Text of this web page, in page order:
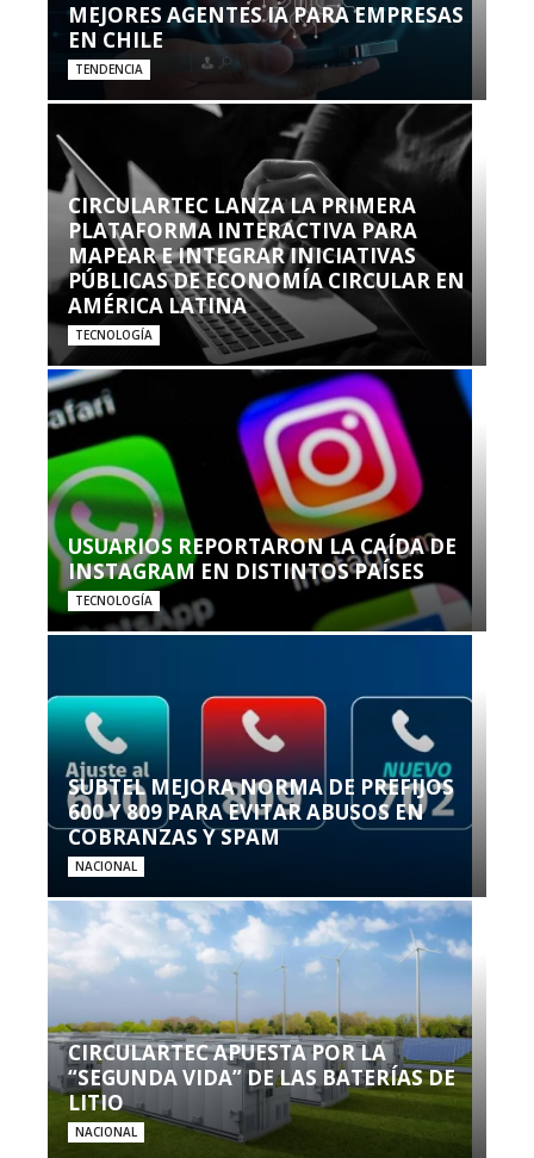
MEJORES AGENTES IA PARA EMPRESAS
EN CHILE
TENDENCIA
CIRCULARTEC LANZA LA PRIMERA
PLATAFORMA INTERACTIVA PARA
MAPEAR E INTEGRAR INICIATIVAS
PÚBLICAS DE ECONOMÍA CIRCULAR EN
AMÉRICA LATINA
TECNOLOGÍA
USUARIOS REPORTARON LA CAÍDA DE
INSTAGRAM EN DISTINTOS PAÍSES
TECNOLOGÍA
SUBTEL MEJORA NORMA DE PREFIJOS
600 Y 809 PARA EVITAR ABUSOS EN
COBRANZAS Y SPAM
NACIONAL
CIRCULARTEC APUESTA POR LA
“SEGUNDA VIDA” DE LAS BATERÍAS DE
LITIO
NACIONAL